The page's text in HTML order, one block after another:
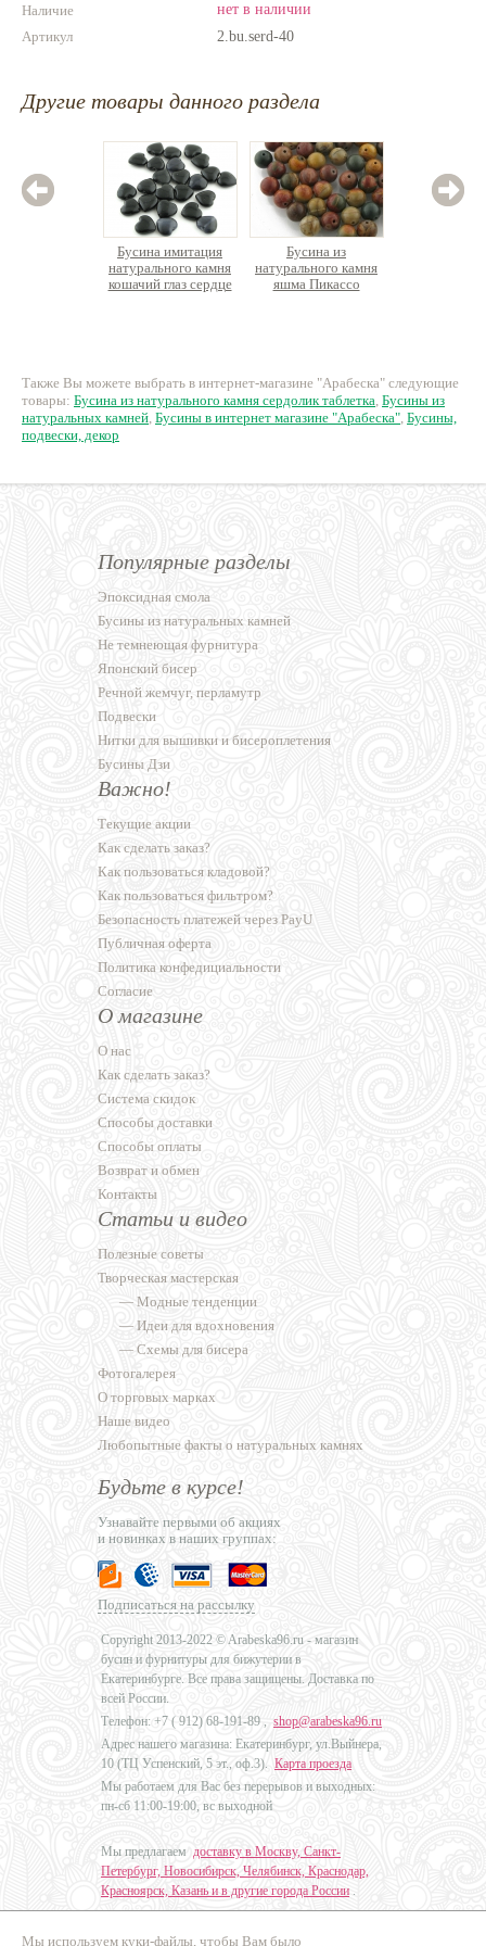
Мы используем куки-файлы, чтобы Вам было
Наличие
нет в наличии
Артикул
2.bu.serd-40
Другие товары данного раздела
Бусина имитация
натурального камня
кошачий глаз сердце
Бусина из
натурального камня
яшма Пикассо
Также Вы можете выбрать в интернет-магазине "Арабеска" следующие
товары: Бусина из натурального камня сердолик таблетка, Бусины из
натуральных камней, Бусины в интернет магазине "Арабеска", Бусины,
подвески, декор
Популярные разделы
Эпоксидная смола
Бусины из натуральных камней
Не темнеющая фурнитура
Японский бисер
Речной жемчуг, перламутр
Подвески
Нитки для вышивки и бисероплетения
Бусины Дзи
Важно!
Текущие акции
Как сделать заказ?
Как пользоваться кладовой?
Как пользоваться фильтром?
Безопасность платежей через PayU
Публичная оферта
Политика конфедициальности
Согласие
О магазине
О нас
Как сделать заказ?
Система скидок
Способы доставки
Способы оплаты
Возврат и обмен
Контакты
Статьи и видео
Полезные советы
Творческая мастерская
— Модные тенденции
— Идеи для вдохновения
— Схемы для бисера
Фотогалерея
О торговых марках
Наше видео
Любопытные факты о натуральных камнях
Будьте в курсе!
Узнавайте первыми об акциях
и новинках в наших группах:
Подписаться на рассылку
Copyright 2013-2022 © Arabeska96.ru - магазин
бусин и фурнитуры для бижутерии в
Екатеринбурге. Все права защищены. Доставка по
всей России.
Телефон: +7 ( 912) 68-191-89 , shop@arabeska96.ru
Адрес нашего магазина: Екатеринбург, ул.Выйнера,
10 (ТЦ Успенский, 5 эт., оф.3). Карта проезда
Мы работаем для Вас без перерывов и выходных:
пн-сб 11:00-19:00, вс выходной
Мы предлагаем доставку в Москву, Санкт-
Петербург, Новосибирск, Челябинск, Краснодар,
Красноярск, Казань и в другие города России .